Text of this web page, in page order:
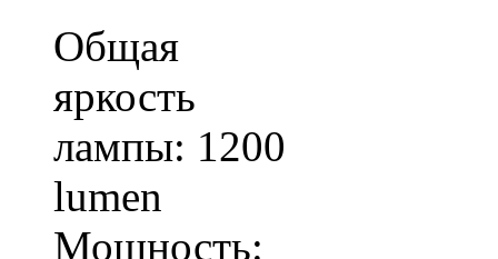
Общая
яркость
лампы: 1200
lumen
Мощность: